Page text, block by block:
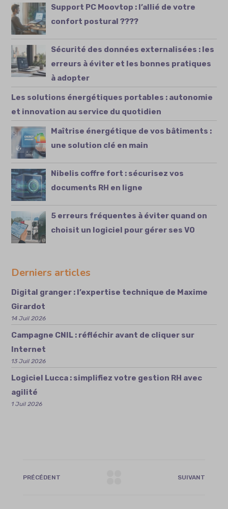
Support PC Moovtop : l’allié de votre
confort postural ????
Sécurité des données externalisées : les
erreurs à éviter et les bonnes pratiques
à adopter
Les solutions énergétiques portables : autonomie
et innovation au service du quotidien
Maîtrise énergétique de vos bâtiments :
une solution clé en main
Nibelis coffre fort : sécurisez vos
documents RH en ligne
5 erreurs fréquentes à éviter quand on
choisit un logiciel pour gérer ses VO
Derniers articles
Digital granger : l’expertise technique de Maxime
Girardot
14 Juil 2026
Campagne CNIL : réfléchir avant de cliquer sur
Internet
13 Juil 2026
Logiciel Lucca : simplifiez votre gestion RH avec
agilité
1 Juil 2026
PRÉCÉDENT SUIVANT